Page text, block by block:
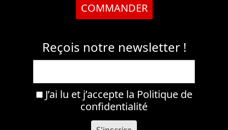
COMMANDER
Reçois notre newsletter !
J’ai lu et j’accepte la Politique de
confidentialité